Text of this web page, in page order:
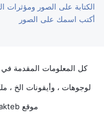
الكتابة على الصور
أكتب اسمك على الصور
لوجوهات ، وأيقونات الخ ،
موقع akteb بإستثناء لوجو وأيقون akteb.